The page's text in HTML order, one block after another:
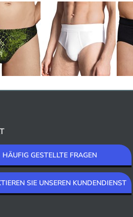
HÄUFIG GESTELLTE FRAGEN
SIE UNSEREN KUNDENDIENST